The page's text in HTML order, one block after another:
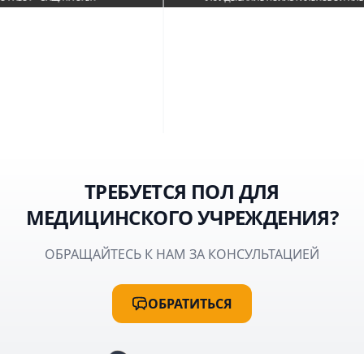
ТРЕБУЕТСЯ ПОЛ ДЛЯ
МЕДИЦИНСКОГО УЧРЕЖДЕНИЯ?
ОБРАЩАЙТЕСЬ К НАМ ЗА КОНСУЛЬТАЦИЕЙ
ОБРАТИТЬСЯ